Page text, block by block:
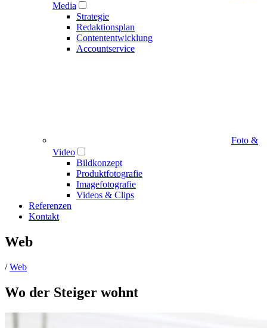
Media
Strategie
Redaktionsplan
Contententwicklung
Accountservice
Foto &
Video
Bildkonzept
Produktfotografie
Imagefotografie
Videos & Clips
Referenzen
Kontakt
Web
/Web
Wo der Steiger wohnt